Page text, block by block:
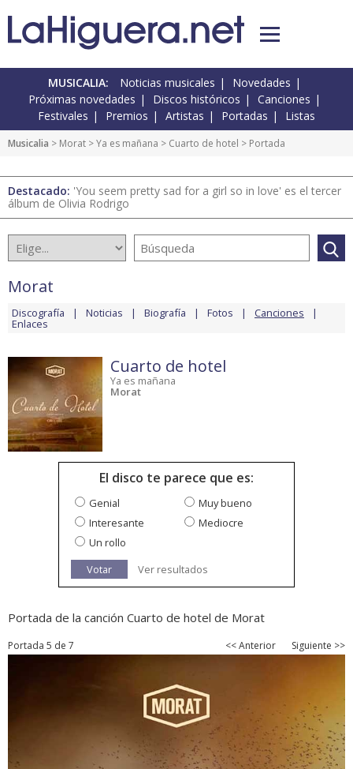
MUSICALIA: Noticias musicales
Novedades
Próximas novedades
Discos históricos
Canciones
Festivales
Premios Artistas Portadas Listas
Musicalia > Morat >Ya es mañana > Cuarto de hotel > Portada
Destacado: 'You seem pretty sad for a girl so in love' es el tercer
álbum de Olivia Rodrigo
Morat
Discografía Noticias Biografía Fotos Canciones
Enlaces
Cuarto de hotel
Ya es mañana
Morat
El disco te parece que es:
Genial
Muy bueno
Interesante
Mediocre
Un rollo
Votar
Ver resultados
Portada de la canción Cuarto de hotel de Morat
Portada 5 de 7 << Anterior Siguiente >>